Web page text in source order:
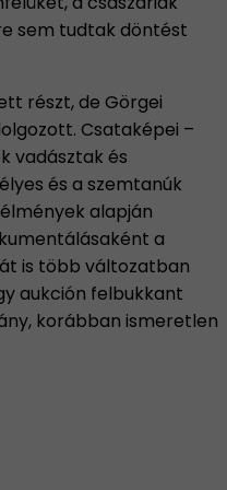
sem tudtak döntést
részt, de Görgei
Csataképei –
vadásztak és
és a szemtanúk
alapján
a
is több változatban
aukción felbukkant
korábban ismeretlen